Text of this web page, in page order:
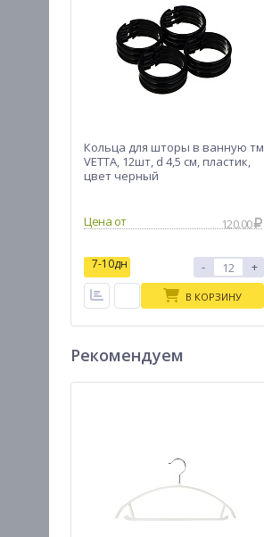
Кольца для шторы в ванную тм
VETTA, 12шт, d 4,5 см, пластик,
цвет черный
Цена от 120.00
7-10дн - +
В КОРЗИНУ
Рекомендуем